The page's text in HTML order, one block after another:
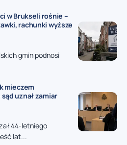
w Brukseli rośnie –
rachunki wyższe
gmin podnosi
mieczem
uznał zamiar
44-letniego
lat...